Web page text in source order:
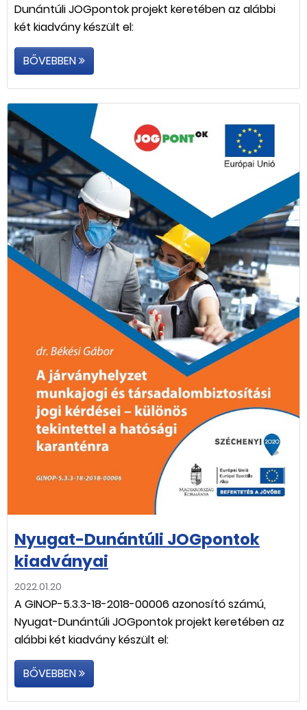
Dunántúli JOGpontok projekt keretében az alábbi
két kiadvány készült el:
BŐVEBBEN
Nyugat-Dunántúli JOGpontok
kiadványai
2022.01.20
A GINOP-5.3.3-18-2018-00006 azonosító számú,
Nyugat-Dunántúli JOGpontok projekt keretében az
alábbi két kiadvány készült el:
BŐVEBBEN